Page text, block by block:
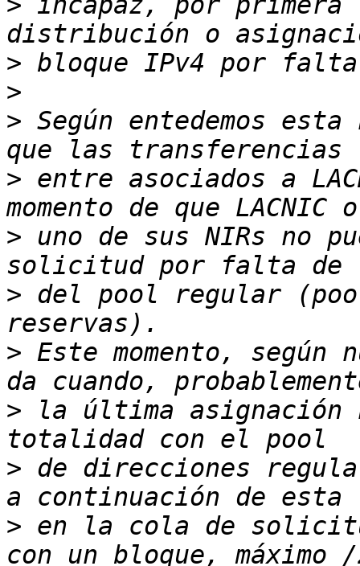
>
>
> Según entedemos
> entre asociados a
> uno de sus NIRs no
> del pool regular
> Este momento,
> la última asignación
> de direcciones
> en la cola de